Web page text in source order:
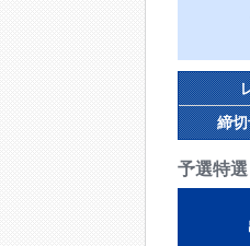
締
予選